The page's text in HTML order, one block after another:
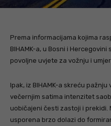
Prema informacijama kojima
BIHAMK-a, u Bosni i
povoljne uvjete za vožnju i
Ipak, iz BIHAMK-a skreću
večernjim satima intenzitet
uobičajeni česti zastoji i prekidi.
usporena brzo dolazi do